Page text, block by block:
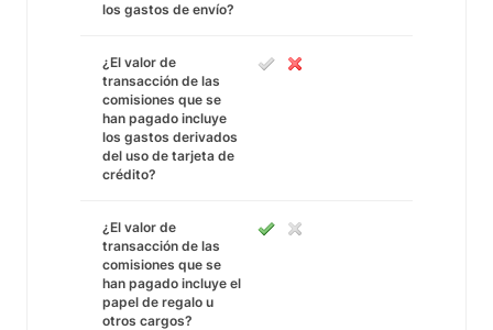
los gastos de envío?
¿El valor de
transacción de las
comisiones que se
han pagado incluye
los gastos derivados
del uso de tarjeta de
crédito?
¿El valor de
transacción de las
comisiones que se
han pagado incluye el
papel de regalo u
otros cargos?